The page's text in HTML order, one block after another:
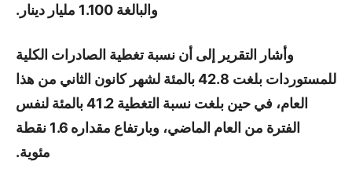
والبالغة 1.100 مليار دينار.
وأشار التقرير إلى أن نسبة تغطية الصادرات الكلية
للمستوردات بلغت 42.8 بالمئة لشهر كانون الثاني من هذا
العام، في حين بلغت نسبة التغطية 41.2 بالمئة لنفس
الفترة من العام الماضي، وبارتفاع مقداره 1.6 نقطة
مئوية.